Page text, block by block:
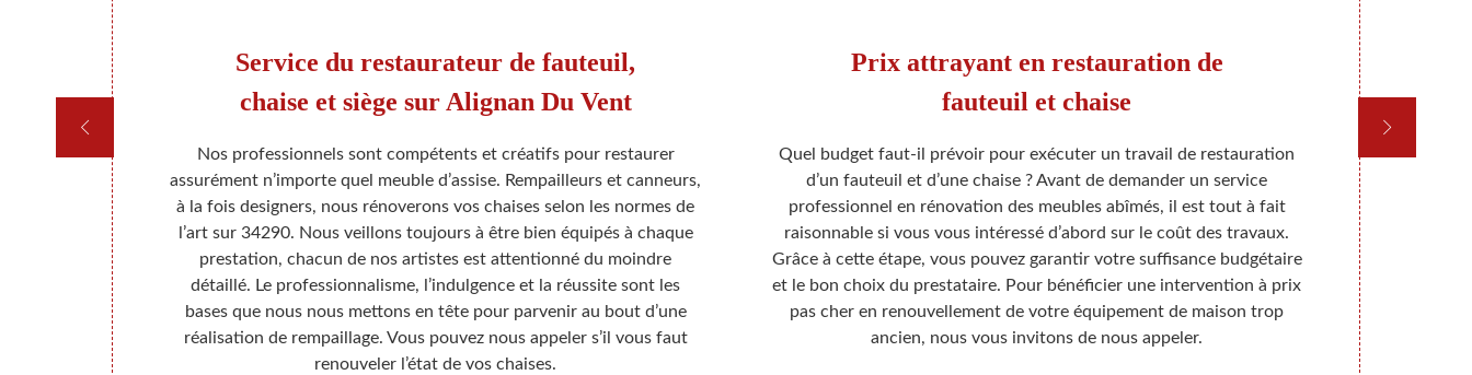
Service du restaurateur de fauteuil,
chaise et siège sur Alignan Du Vent
Nos professionnels sont compétents et créatifs pour restaurer
assurément n’importe quel meuble d’assise. Rempailleurs et canneurs,
à la fois designers, nous rénoverons vos chaises selon les normes de
l’art sur 34290. Nous veillons toujours à être bien équipés à chaque
prestation, chacun de nos artistes est attentionné du moindre
détaillé. Le professionnalisme, l’indulgence et la réussite sont les
bases que nous nous mettons en tête pour parvenir au bout d’une
réalisation de rempaillage. Vous pouvez nous appeler s’il vous faut
renouveler l’état de vos chaises.
Prix attrayant en restauration de
fauteuil et chaise
Quel budget faut-il prévoir pour exécuter un travail de restauration
d’un fauteuil et d’une chaise ? Avant de demander un service
professionnel en rénovation des meubles abîmés, il est tout à fait
raisonnable si vous vous intéressé d’abord sur le coût des travaux.
Grâce à cette étape, vous pouvez garantir votre suffisance budgétaire
et le bon choix du prestataire. Pour bénéficier une intervention à prix
pas cher en renouvellement de votre équipement de maison trop
ancien, nous vous invitons de nous appeler.
Nos